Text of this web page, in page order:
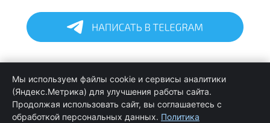
Информация
Программирование в 1С услуги
Услуги обслуживания и сопровождения 1С
Мы используем файлы cookie и сервисы аналитики
(Яндекс.Метрика) для улучшения работы сайта.
Продолжая использовать сайт, вы соглашаетесь с
обработкой персональных данных. Политика